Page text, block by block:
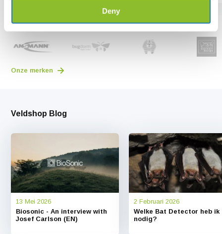
Deny
Onze merken
Veldshop Blog
13 Mei 2026
Biosonic - An interview with
Josef Carlson (EN)
2 Februari 2026
Welke Bat Detector heb ik
nodig?